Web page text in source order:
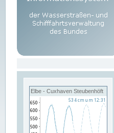
Elbe - Cuxhaven Steubenhöft